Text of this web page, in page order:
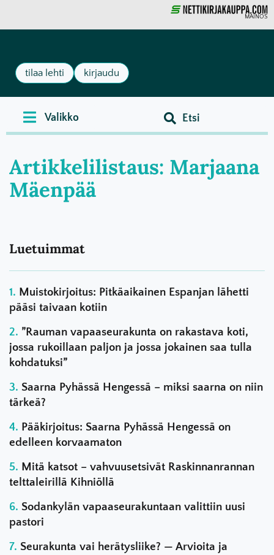
MAINOS
tilaa lehti kirjaudu
Artikkelilistaus: Marjaana
Mäenpää
Luetuimmat
Muistokirjoitus: Pitkäaikainen Espanjan lähetti
pääsi taivaan kotiin
”Rauman vapaaseurakunta on rakastava koti,
jossa rukoillaan paljon ja jossa jokainen saa tulla
kohdatuksi”
Saarna Pyhässä Hengessä – miksi saarna on niin
tärkeä?
Pääkirjoitus: Saarna Pyhässä Hengessä on
edelleen korvaamaton
Mitä katsot – vahvuusetsivät Raskinnanrannan
telttaleirillä Kihniöllä
Sodankylän vapaaseurakuntaan valittiin uusi
pastori
Seurakunta vai herätysliike? — Arvioita ja